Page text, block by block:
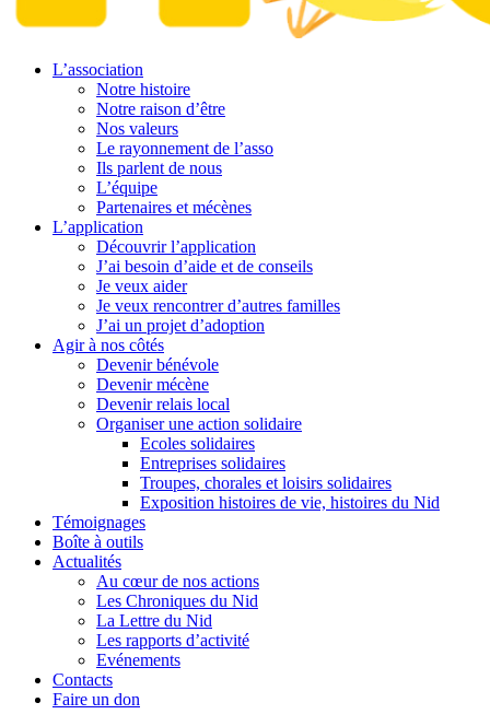
L’association
Notre histoire
Notre raison d’être
Nos valeurs
Le rayonnement de l’asso
Ils parlent de nous
L’équipe
Partenaires et mécènes
L’application
Découvrir l’application
J’ai besoin d’aide et de conseils
Je veux aider
Je veux rencontrer d’autres familles
J’ai un projet d’adoption
Agir à nos côtés
Devenir bénévole
Devenir mécène
Devenir relais local
Organiser une action solidaire
Ecoles solidaires
Entreprises solidaires
Troupes, chorales et loisirs solidaires
Exposition histoires de vie, histoires du Nid
Témoignages
Boîte à outils
Actualités
Au cœur de nos actions
Les Chroniques du Nid
La Lettre du Nid
Les rapports d’activité
Evénements
Contacts
Faire un don